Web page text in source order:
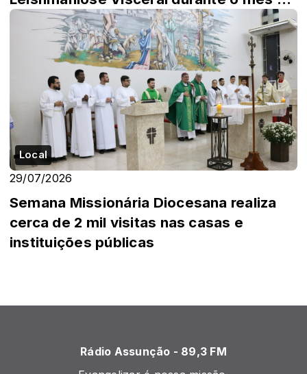
agosto
Local
29/07/2026
Semana Missionária Diocesana realiza
cerca de 2 mil visitas nas casas e
instituições públicas
Rádio Assunção - 89,3 FM